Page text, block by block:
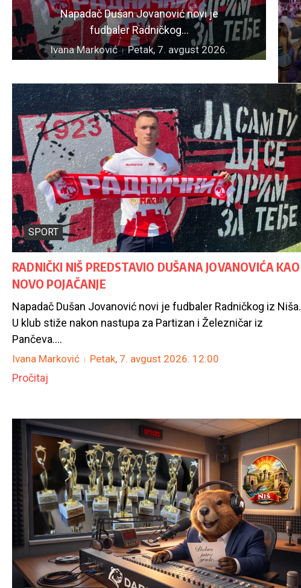
Napadač Dušan Jovanović novi je
fudbaler Radničkog...
Ivana Marković Petak, 7. avgust 2026.
SPORT
RADNIČKI NIŠ PREDSTAVIO DUŠANA JOVANOVIĆA KAO
NOVO POJAČANJE
Napadač Dušan Jovanović novi je fudbaler Radničkog iz Niša.
U klub stiže nakon nastupa za Partizan i Železničar iz
Pančeva....
Ivana Marković Petak, 7. avgust 2026. 12:00
Pročitaj